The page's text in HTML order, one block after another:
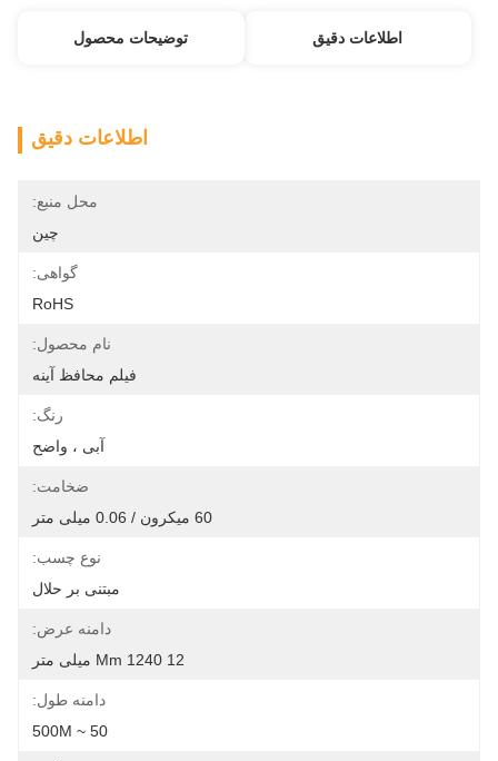
اطلاعات دقیق توضیحات محصول
اطلاعات دقیق
محل منبع:
چین
گواهی:
RoHS
نام محصول:
فیلم محافظ آینه
رنگ:
آبی ، واضح
ضخامت:
60 میکرون / 0.06 میلی متر
نوع چسب:
مبتنی بر حلال
دامنه عرض:
12 Mm 1240 میلی متر
دامنه طول:
50 ~ 500M